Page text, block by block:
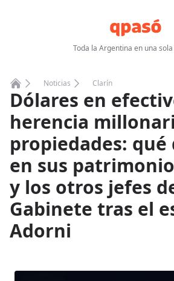
Toda la Argentina en una
Home
Noticias Clarín
Dólares en
herencia
propiedades: qué
en sus
y los otros jefes
Gabinete tras el
Adorni